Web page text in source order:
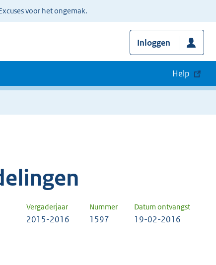
voor het ongemak.
Inloggen
Help
Vergaderjaar Nummer Datum ontvangst
2015-2016 1597 19-02-2016